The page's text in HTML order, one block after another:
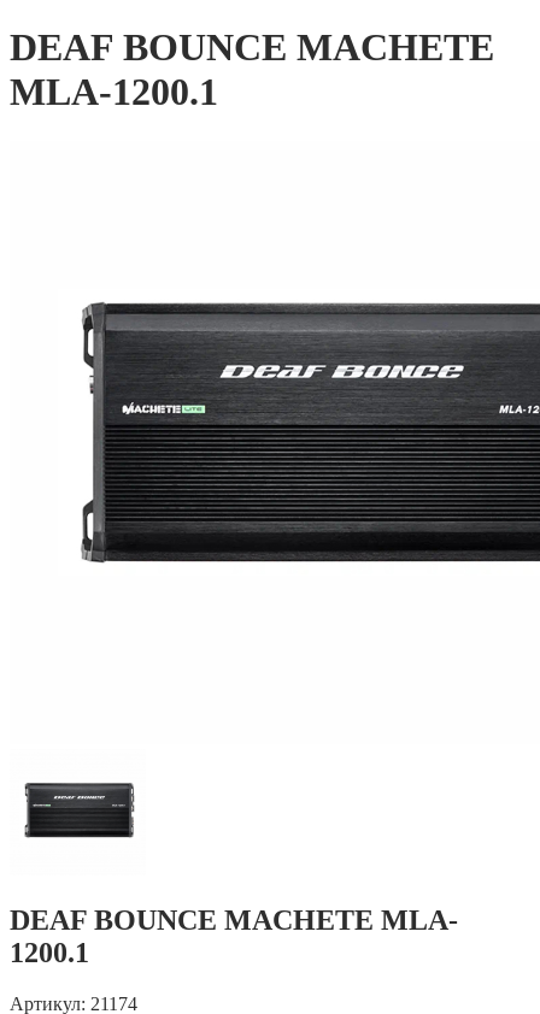
DEAF BOUNCE MACHETE
MLA-1200.1
DEAF BOUNCE MACHETE MLA-
1200.1
Артикул: 21174